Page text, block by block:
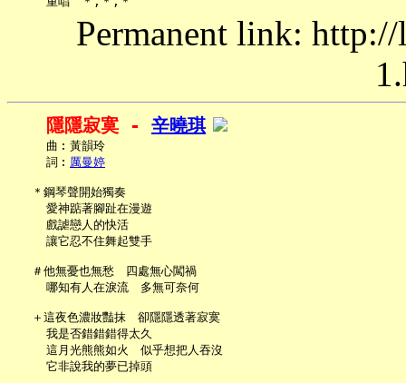
Permanent link:
隱隱寂寞 - 辛曉琪
     曲︰黃韻玲
     詞︰
厲曼婷
   ＊鋼琴聲開始獨奏
     愛神踮著腳趾在漫遊
     戲謔戀人的快活
     讓它忍不住舞起雙手
   ＃他無憂也無愁　四處無心闖禍
     哪知有人在淚流　多無可奈何
   ＋這夜色濃妝豔抹　卻隱隱透著寂寞
     我是否錯錯錯得太久
     這月光熊熊如火　似乎想把人吞沒
     它非說我的夢已掉頭